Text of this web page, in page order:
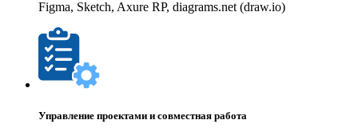
Figma, Sketch, Axure RP, diagrams.net (draw.io)
Управление проектами и совместная работа